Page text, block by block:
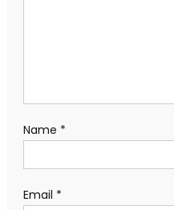
Name *
Email *